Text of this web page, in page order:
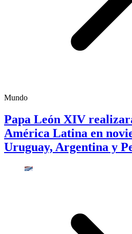
Mundo
Papa León XIV
América Latina en
Uruguay, Argentina y